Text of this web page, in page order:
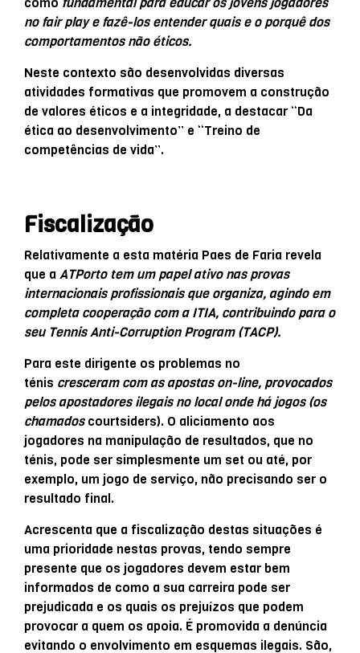
no fair play e fazê-los entender quais e o porquê dos
comportamentos não éticos.
Neste contexto são desenvolvidas diversas
atividades formativas que promovem a construção
de valores éticos e a integridade, a destacar “Da
ética ao desenvolvimento” e “Treino de
competências de vida”.
Fiscalização
Relativamente a esta matéria Paes de Faria revela
que a ATPorto tem um papel ativo nas provas
internacionais profissionais que organiza, agindo em
completa cooperação com a ITIA, contribuindo para o
seu Tennis Anti-Corruption Program (TACP).
Para este dirigente os problemas no
ténis cresceram com as apostas on-line, provocados
pelos apostadores ilegais no local onde há jogos (os
chamadoscourtsiders). O aliciamento aos
jogadores na manipulação de resultados, que no
ténis, pode ser simplesmente um set ou até, por
exemplo, um jogo de serviço, não precisando ser o
resultado final.
Acrescenta que a fiscalização destas situações é
uma prioridade nestas provas, tendo sempre
presente que os jogadores devem estar bem
informados de como a sua carreira pode ser
prejudicada e os quais os prejuízos que podem
provocar a quem os apoia. É promovida a denúncia
evitando o envolvimento em esquemas ilegais. São,